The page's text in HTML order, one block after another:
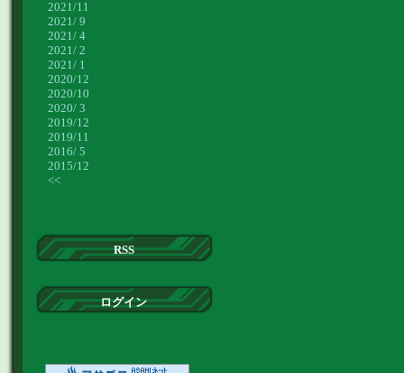
2021/11
2021/ 9
2021/ 4
2021/ 2
2021/ 1
2020/12
2020/10
2020/ 3
2019/12
2019/11
2016/ 5
2015/12
<<
RSS
ログイン